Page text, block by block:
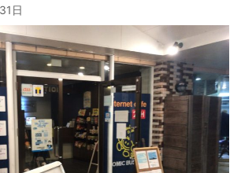
日